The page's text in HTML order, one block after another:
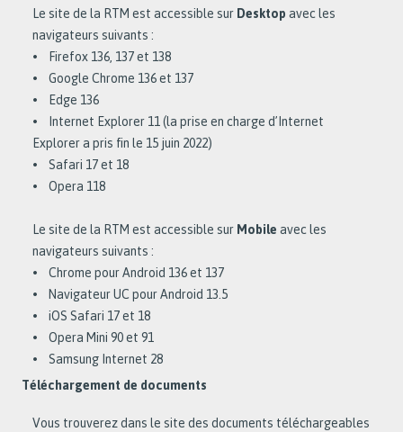
Le site de la RTM est accessible sur Desktop avec les
navigateurs suivants :
• Firefox 136, 137 et 138
• Google Chrome 136 et 137
• Edge 136
• Internet Explorer 11 (la prise en charge d’Internet
Explorer a pris fin le 15 juin 2022)
• Safari 17 et 18
• Opera 118
Le site de la RTM est accessible sur Mobile avec les
navigateurs suivants :
• Chrome pour Android 136 et 137
• Navigateur UC pour Android 13.5
• iOS Safari 17 et 18
• Opera Mini 90 et 91
• Samsung Internet 28
Téléchargement de documents
Vous trouverez dans le site des documents téléchargeables